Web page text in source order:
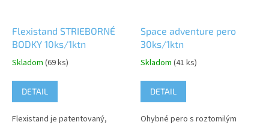
Flexistand STRIEBORNÉ
BODKY 10ks/1ktn
Skladom (69 ks)
DETAIL
Flexistand je patentovaný,
Space adventure pero
30ks/1ktn
Skladom (41 ks)
DETAIL
Ohybné pero s roztomilým